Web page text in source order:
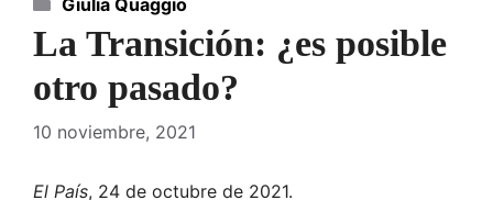
La Transición: ¿es posible
otro pasado?
10 noviembre, 2021
El País, 24 de octubre de 2021.
Giulia Quaggio